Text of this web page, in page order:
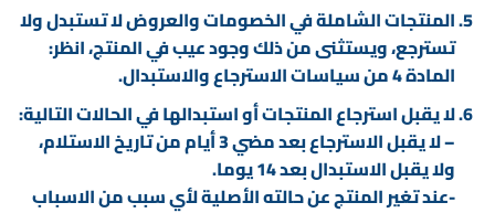
المنتجات الشاملة في الخصومات والعروض لا تستبدل ولا
تسترجع، ويستثنى من ذلك وجود عيب في المنتج، انظر:
المادة 4 من سياسات الاسترجاع والاستبدال.
لا يقبل استرجاع المنتجات أو استبدالها في الحالات التالية:
– لا يقبل الاسترجاع بعد مضي 3 أيام من تاريخ الاستلام،
ولا يقبل الاستبدال بعد 14 يوما.
-عند تغير المنتج عن حالته الأصلية لأي سبب من الاسباب